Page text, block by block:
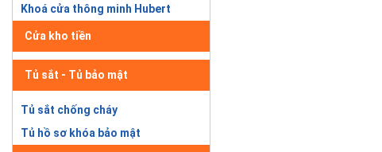
Khoá cửa thông minh Hubert
Cửa kho tiền
Tủ sắt - Tủ bảo mật
Tủ sắt chống cháy
Tủ hồ sơ khóa bảo mật